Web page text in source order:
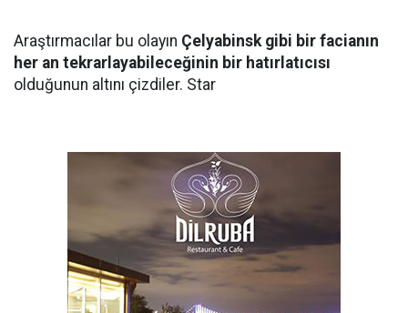
Araştırmacılar bu olayın Çelyabinsk gibi bir facianın
her an tekrarlayabileceğinin bir hatırlatıcısı
olduğunun altını çizdiler. Star